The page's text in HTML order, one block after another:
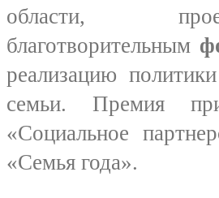
области,
благотворительным
реализацию
семьи. Премия
«Социальное
«Семья года».